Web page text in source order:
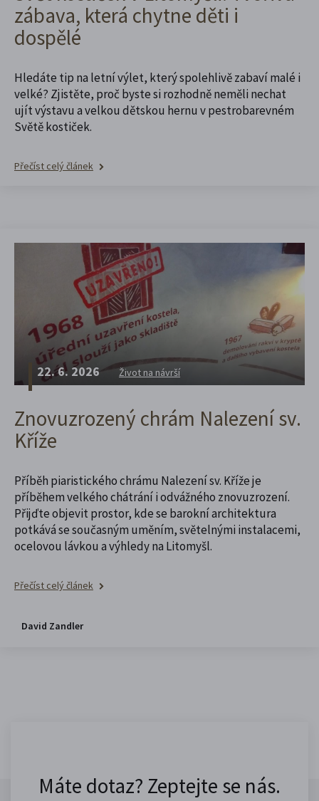
zábava, která chytne děti i
dospělé
Hledáte tip na letní výlet, který spolehlivě zabaví malé i
velké? Zjistěte, proč byste si rozhodně neměli nechat
ujít výstavu a velkou dětskou hernu v pestrobarevném
Světě kostiček.
Přečíst celý článek
22. 6. 2026 Život na návrší
Znovuzrozený chrám Nalezení sv.
Kříže
Příběh piaristického chrámu Nalezení sv. Kříže je
příběhem velkého chátrání i odvážného znovuzrození.
Přijďte objevit prostor, kde se barokní architektura
potkává se současným uměním, světelnými instalacemi,
ocelovou lávkou a výhledy na Litomyšl.
Přečíst celý článek
David Zandler
Máte dotaz? Zeptejte se nás.